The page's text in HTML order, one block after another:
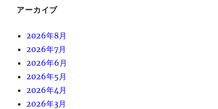
アーカイブ
2026年8月
2026年7月
2026年6月
2026年5月
2026年4月
2026年3月